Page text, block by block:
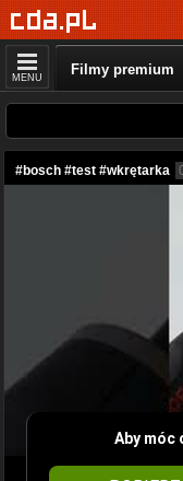
MENU Filmy premium
#bosch #test #wkrętarka
Aby móc